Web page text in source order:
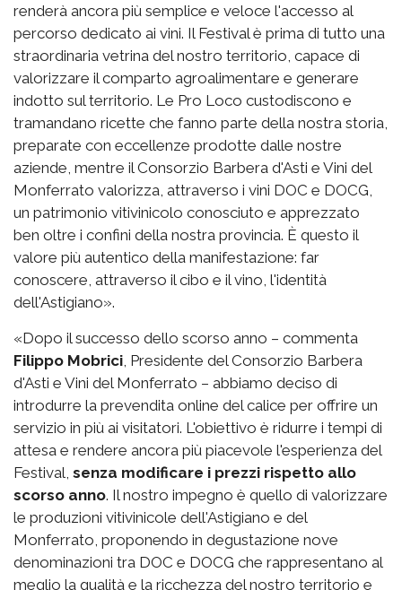
renderà ancora più semplice e veloce l'accesso al
percorso dedicato ai vini. Il Festival è prima di tutto una
straordinaria vetrina del nostro territorio, capace di
valorizzare il comparto agroalimentare e generare
indotto sul territorio. Le Pro Loco custodiscono e
tramandano ricette che fanno parte della nostra storia,
preparate con eccellenze prodotte dalle nostre
aziende, mentre il Consorzio Barbera d'Asti e Vini del
Monferrato valorizza, attraverso i vini DOC e DOCG,
un patrimonio vitivinicolo conosciuto e apprezzato
ben oltre i confini della nostra provincia. È questo il
valore più autentico della manifestazione: far
conoscere, attraverso il cibo e il vino, l'identità
dell'Astigiano».
«Dopo il successo dello scorso anno – commenta
Filippo Mobrici , Presidente del Consorzio Barbera
d'Asti e Vini del Monferrato – abbiamo deciso di
introdurre la prevendita online del calice per offrire un
servizio in più ai visitatori. L'obiettivo è ridurre i tempi di
attesa e rendere ancora più piacevole l'esperienza del
Festival, senza modificare i prezzi rispetto allo
scorso anno. Il nostro impegno è quello di valorizzare
le produzioni vitivinicole dell'Astigiano e del
Monferrato, proponendo in degustazione nove
denominazioni tra DOC e DOCG che rappresentano al
meglio la qualità e la ricchezza del nostro territorio e